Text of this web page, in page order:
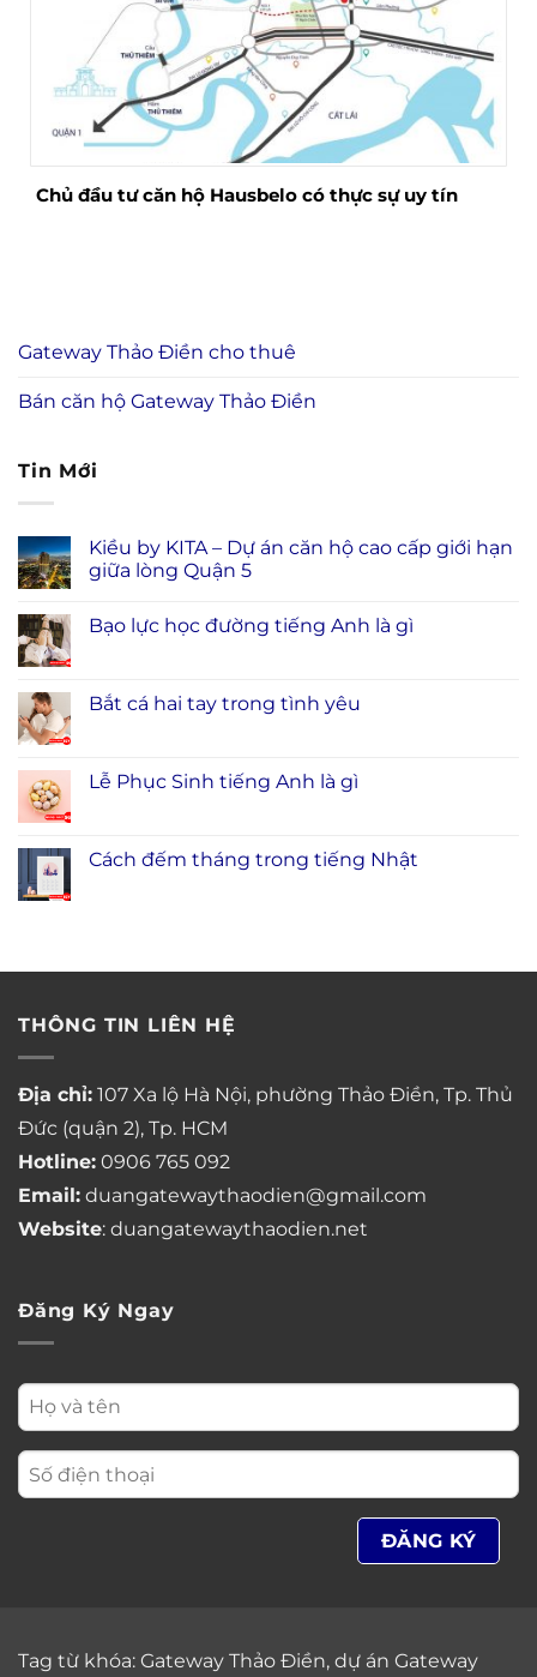
Chủ đầu tư căn hộ Hausbelo có thực sự uy tín
Gateway Thảo Điền cho thuê
Bán căn hộ Gateway Thảo Điền
Tin Mới
Kiều by KITA – Dự án căn hộ cao cấp giới hạn
giữa lòng Quận 5
Bạo lực học đường tiếng Anh là gì
Bắt cá hai tay trong tình yêu
Lễ Phục Sinh tiếng Anh là gì
Cách đếm tháng trong tiếng Nhật
THÔNG TIN LIÊN HỆ
Địa chỉ: 107 Xa lộ Hà Nội, phường Thảo Điền, Tp. Thủ
Đức (quận 2), Tp. HCM
Hotline: 0906 765 092
Email: duangatewaythaodien@gmail.com
Website: duangatewaythaodien.net
Đăng Ký Ngay
Tag từ khóa: Gateway Thảo Điền, dự án Gateway